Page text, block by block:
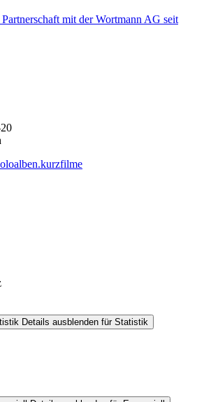
mit der Wortmann AG seit
Details ausblenden für Statistik